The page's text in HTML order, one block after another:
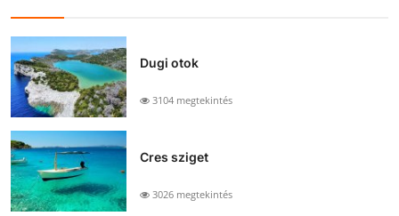
Dugi otok
3104 megtekintés
Cres sziget
3026 megtekintés